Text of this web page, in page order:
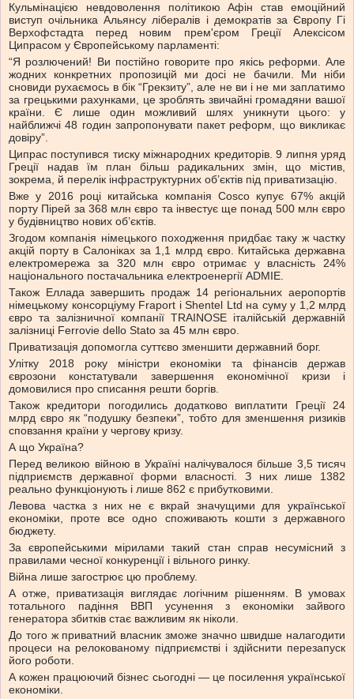
Кульмінацією невдоволення політикою Афін став емоційний
виступ очільника Альянсу лібералів і демократів за Європу Гі
Верхофстадта перед новим прем'єром Греції Алексісом
Ципрасом у Європейському парламенті:
“Я розлючений! Ви постійно говорите про якісь реформи. Але
жодних конкретних пропозицій ми досі не бачили. Ми ніби
сновиди рухаємось в бік “Грекзиту”, але не ви і не ми заплатимо
за грецькими рахунками, це зроблять звичайні громадяни вашої
країни. Є лише один можливий шлях уникнути цього: у
найближчі 48 годин запропонувати пакет реформ, що викликає
довіру”.
Ципрас поступився тиску міжнародних кредиторів. 9 липня уряд
Греції надав їм план більш радикальних змін, що містив,
зокрема, й перелік інфраструктурних об’єктів під приватизацію.
Вже у 2016 році китайська компанія Cosco купує 67% акцій
порту Пірей за 368 млн євро та інвестує ще понад 500 млн євро
у будівництво нових об’єктів.
Згодом компанія німецького походження придбає таку ж частку
акцій порту в Салоніках за 1,1 млрд євро. Китайська державна
електромережа за 320 млн євро отримає у власність 24%
національного постачальника електроенергії ADMIE.
Також Еллада завершить продаж 14 регіональних аеропортів
німецькому консорціуму Fraport i Shentel Ltd на суму у 1,2 млрд
євро та залізничної компанії TRAINOSE італійській державній
залізниці Ferrovie dello Stato за 45 млн євро.
Приватизація допомогла суттєво зменшити державний борг.
Улітку 2018 року міністри економіки та фінансів держав
єврозони констатували завершення економічної кризи і
домовилися про списання решти боргів.
Також кредитори погодились додатково виплатити Греції 24
млрд євро як “подушку безпеки”, тобто для зменшення ризиків
сповзання країни у чергову кризу.
А що Україна?
Перед великою війною в Україні налічувалося більше 3,5 тисяч
підприємств державної форми власності. З них лише 1382
реально функціонують і лише 862 є прибутковими.
Левова частка з них не є вкрай значущими для української
економіки, проте все одно споживають кошти з державного
бюджету.
За європейськими мірилами такий стан справ несумісний з
правилами чесної конкуренції і вільного ринку.
Війна лише загострює цю проблему.
А отже, приватизація виглядає логічним рішенням. В умовах
тотального падіння ВВП усунення з економіки зайвого
генератора збитків стає важливим як ніколи.
До того ж приватний власник зможе значно швидше налагодити
процеси на релокованому підприємстві і здійснити перезапуск
його роботи.
А кожен працюючий бізнес сьогодні — це посилення української
економіки.